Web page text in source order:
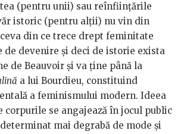
(pentru unii) sau reînființările
istoric (pentru alții) nu vin din
din ce trece drept feminitate
de devenire și deci de istorie exista
de Beauvoir și va ține până la
a lui Bourdieu, constituind
a feminismului modern. Ideea
corpurile se angajează în jocul public
mai degrabă de mode și